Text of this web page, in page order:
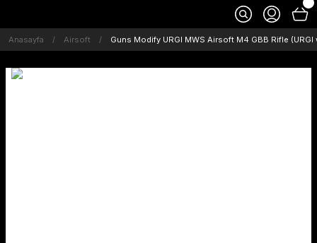
Anasayfa Airsoft Guns Modify URGI MWS Airsoft M4 GBB Rifle (URGI